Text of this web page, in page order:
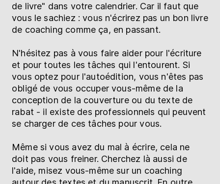
de livre" dans votre calendrier. Car il faut que
vous le sachiez : vous n'écrirez pas un bon livre
de coaching comme ça, en passant.
N'hésitez pas à vous faire aider pour l'écriture
et pour toutes les tâches qui l'entourent. Si
vous optez pour l'autoédition, vous n'êtes pas
obligé de vous occuper vous-même de la
conception de la couverture ou du texte de
rabat - il existe des professionnels qui peuvent
se charger de ces tâches pour vous.
Même si vous avez du mal à écrire, cela ne
doit pas vous freiner. Cherchez là aussi de
l'aide, misez vous-même sur un coaching